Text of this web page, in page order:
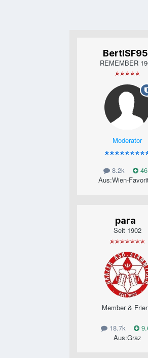
BertlSF95
REMEMBER
Moderator
8.2k
Aus:Wien-
para
Seit 1902
Member &
18.7k
Aus:Graz